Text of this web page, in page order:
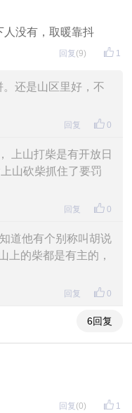
人没有，取暖靠抖
1
回复 (9)
。还是山区里好，不
0
回复
上山打柴是有开放日
山砍柴抓住了要罚
0
回复
道他有个别称叫胡说
上的柴都是有主的，
0
回复
6回复
1
回复 (0)